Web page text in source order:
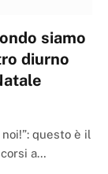
siamo
diurno
questo è il
a…